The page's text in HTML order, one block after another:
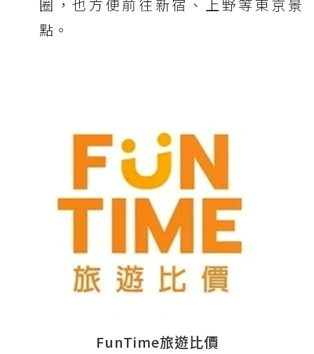
圈，也方便前往新宿、上野等東京景
點。
FunTime旅遊比價